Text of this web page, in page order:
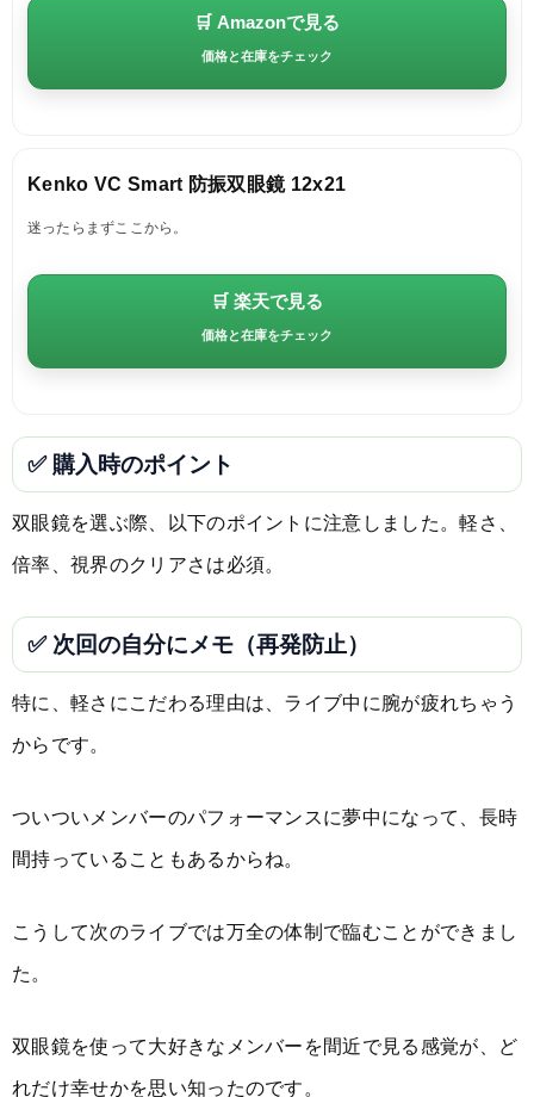
🛒 Amazonで見る
価格と在庫をチェック
Kenko VC Smart 防振双眼鏡 12x21
迷ったらまずここから。
🛒 楽天で見る
価格と在庫をチェック
✅ 購入時のポイント
双眼鏡を選ぶ際、以下のポイントに注意しました。軽さ、
倍率、視界のクリアさは必須。
✅ 次回の自分にメモ（再発防止）
特に、軽さにこだわる理由は、ライブ中に腕が疲れちゃう
からです。
ついついメンバーのパフォーマンスに夢中になって、長時
間持っていることもあるからね。
こうして次のライブでは万全の体制で臨むことができまし
た。
双眼鏡を使って大好きなメンバーを間近で見る感覚が、ど
れだけ幸せかを思い知ったのです。